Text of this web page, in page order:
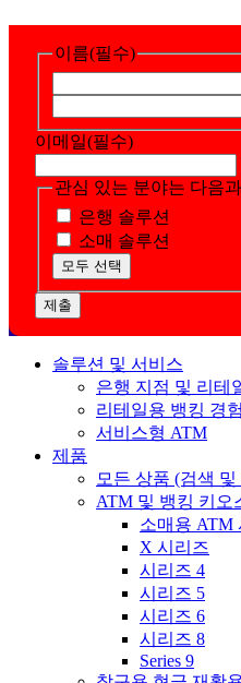
이름(필수)
이메일(필수)
관심 있는 분야는 다음
은행 솔루션
소매 솔루션
모두 선택
제출
솔루션 및 서비스
은행 지점 및 리테
리테일용 뱅킹 경
서비스형 ATM
제품
모든 상품 (검색 및
ATM 및 뱅킹 키오
소매용 ATM
X 시리즈
시리즈 4
시리즈 5
시리즈 6
시리즈 8
Series 9